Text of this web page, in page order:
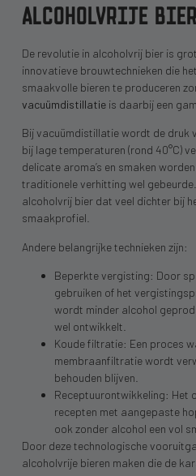
ALCOHOLVRIJE
De revolutie in alcoholvrij bier is
innovatieve brouwtechnieken die
smaakvolle bieren te produceren
vacuümdistillatieis daarbij een
Bij vacuümdistillatie wordt de druk
bij lage temperaturen (rond 40°C)
delicate aroma’s en smaken
traditionele verhitting wel
alcoholvrij bier dat veel dichter bij
smaakprofiel.
Andere belangrijke technieken zijn:
Beperkte vergisting: Door
gebruiken of het
wordt minder alcohol
wel ontwikkelt.
Koude filtratie: Een proces
membraanfiltratie wordt
behouden blijven.
Receptuurontwikkeling: Het
recepten met aangepaste
ook zonder alcohol een vol
Door deze technologische
alcoholvrije bieren maken die de